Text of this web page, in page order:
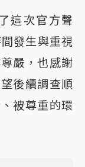
這次官方聲
發生與重視
嚴，也感謝
後續調查順
被尊重的環